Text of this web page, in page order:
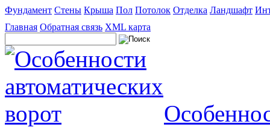
Фундамент Стены Крыша Пол Потолок Отделка Ландшафт
Главная Обратная связь XML карта